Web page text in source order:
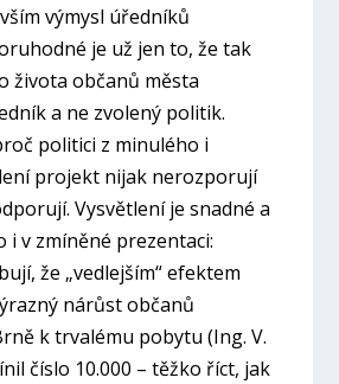
výmysl úředníků
je už jen to, že tak
života občanů města
a ne zvolený politik.
politici z minulého i
projekt nijak nerozporují
Vysvětlení je snadné a
i v zmíněné prezentaci:
že „vedlejším“ efektem
nárůst občanů
k trvalému pobytu (Ing. V.
číslo 10.000 – těžko říct, jak